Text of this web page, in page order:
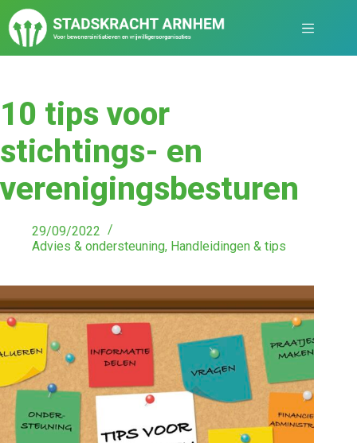
10 tips voor
stichtings- en
verenigingsbesturen
29/09/2022
Advies & ondersteuning, Handleidingen & tips